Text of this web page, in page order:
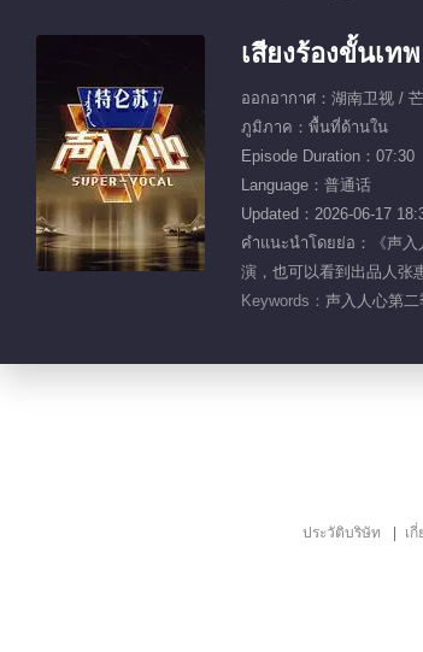
เสียงร้องขั้นเท
ออกอากาศ：湖南卫视 /
ภูมิภาค：พื้นที่ด้านใน
Episode Duration：07:30
Language：普通话
Updated：2026-06-17
คำแนะนำโดยย่อ：《声入
演，也可以看到出品人张
Keywords： 声入人心第
ประวัติบริษัท เ